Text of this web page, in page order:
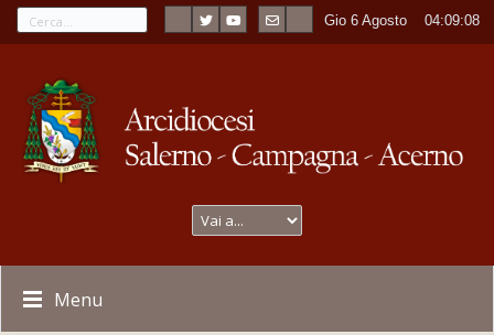
Gio 6 Agosto ----04:09:08
Menu